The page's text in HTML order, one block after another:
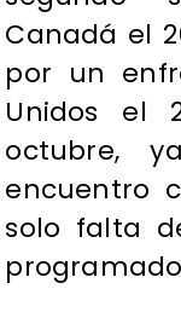
Canadá el
por un
Unidos el
octubre,
encuentro
solo falta